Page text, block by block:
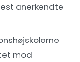
anerkendte
mod